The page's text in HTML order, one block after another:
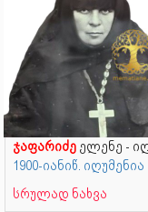
ჯაფარიძე ელენე -
1900-იანიწ. იღუმენია
სრულად ნახვა